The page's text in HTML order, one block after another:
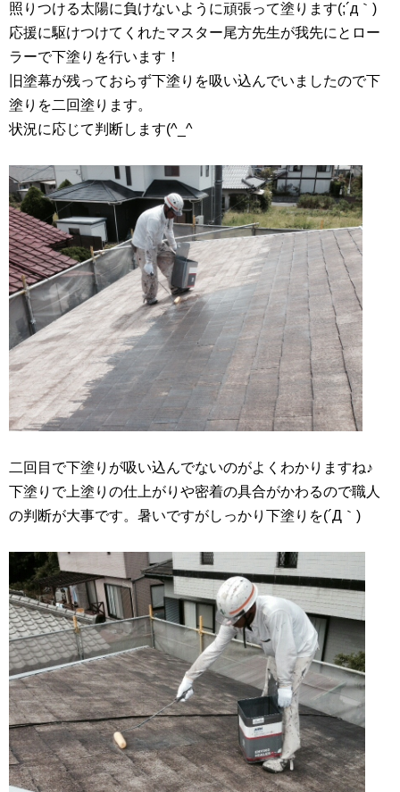
照りつける太陽に負けないように頑張って塗ります(;´д｀)
応援に駆けつけてくれたマスター尾方先生が我先にとロー
ラーで下塗りを行います！
旧塗幕が残っておらず下塗りを吸い込んでいましたので下
塗りを二回塗ります。
状況に応じて判断します(^_^ゞ
二回目で下塗りが吸い込んでないのがよくわかりますね♪
下塗りで上塗りの仕上がりや密着の具合がかわるので職人
の判断が大事です。暑いですがしっかり下塗りを(´Д｀)